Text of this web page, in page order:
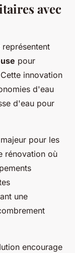
avec
pour
innovation
d'eau
d'eau pour
pour les
rénovation où
une
encourage